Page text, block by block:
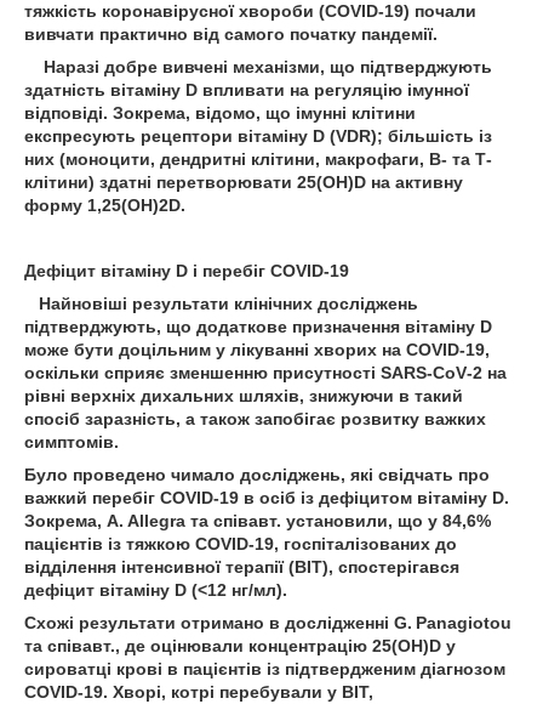
тяжкість коронавірусної хвороби (COVID‑19) почали
вивчати практично від самого початку пандемії.
Наразі добре вивчені механізми, що підтверджують
здатність вітаміну D впливати на регуляцію імунної
відповіді. Зокрема, відомо, що імунні клітини
експресують рецептори вітаміну D (VDR); більшість із
них (моноцити, дендритні клітини, макрофаги, В- та Т-
клітини) здатні перетворювати 25(OH)D на активну
форму 1,25(OH)2D.
Дефіцит вітаміну D і перебіг COVID‑19
Найновіші результати клінічних досліджень
підтверджують, що додаткове призначення вітаміну D
може бути доцільним у лікуванні хворих на COVID‑19,
оскільки сприяє зменшенню присутності ­SARS-CoV‑2 на
рівні верхніх дихальних шляхів, знижуючи в такий
спосіб заразність, а також запобігає розвитку важких
симптомів.
Було проведено чимало досліджень, які свідчать про
важкий перебіг COVID‑19 в осіб із дефіцитом вітаміну D.
Зокрема, A. Allegra та співавт. установили, що у 84,6%
пацієнтів із тяжкою COVID‑19, госпіталізованих до
відділення інтенсивної терапії (ВІТ), спостерігався
дефіцит вітаміну D (<12 нг/мл).
Схожі результати отримано в дослідженні G. Panagiotou
та співавт., де оцінювали концентрацію 25(OH)D у
сироватці крові в пацієнтів із підтвердженим діагнозом
COVID‑19. Хворі, котрі перебували у ВІТ,